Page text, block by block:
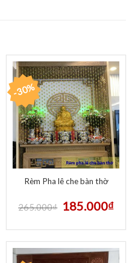
-30%
Rèm Pha lê che bàn thờ
265.000₫ 185.000₫